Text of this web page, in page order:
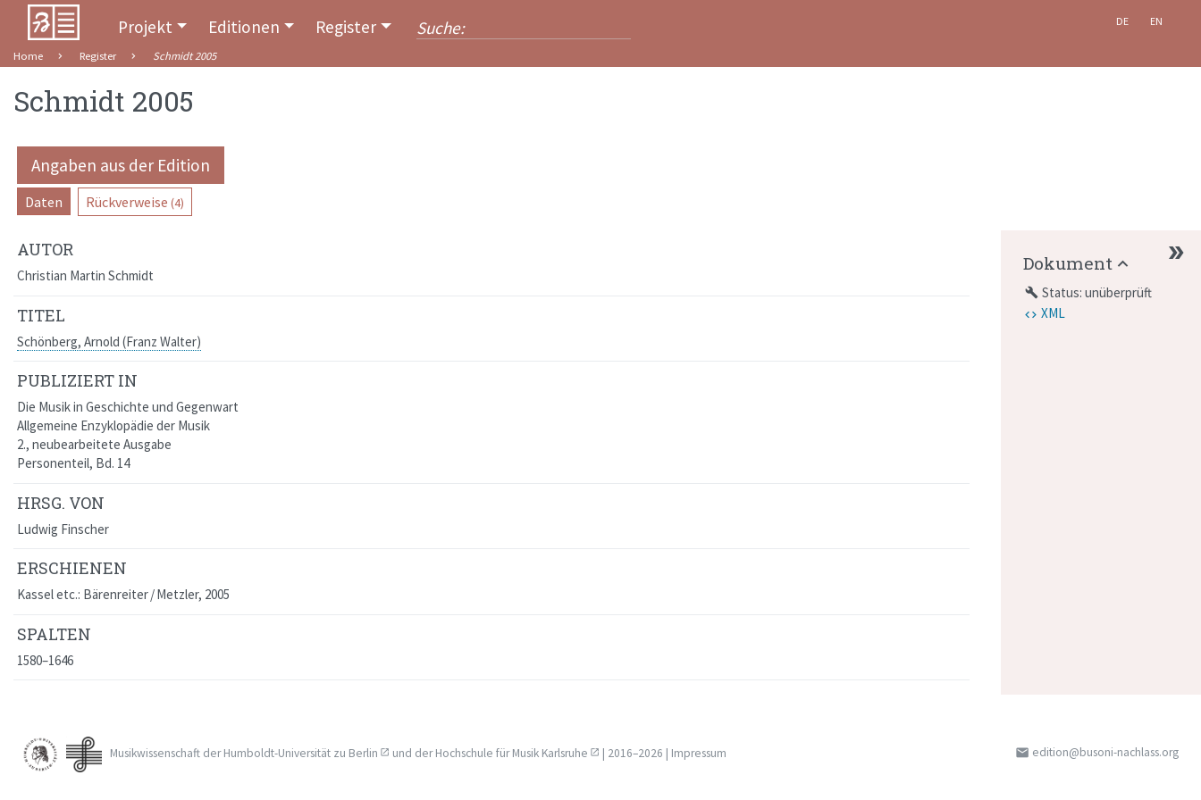
Projekt Editionen Register DE EN
Home Register Schmidt 2005
Schmidt 2005
Angaben aus der Edition
Daten Rückverweise (4)
AUTOR
Christian Martin Schmidt
TITEL
Schönberg, Arnold (Franz Walter)
PUBLIZIERT IN
Die Musik in Geschichte und Gegenwart
Allgemeine Enzyklopädie der Musik
2., neubearbeitete Ausgabe
Personenteil, Bd. 14
HRSG. VON
Ludwig Finscher
ERSCHIENEN
Kassel etc.: Bärenreiter / Metzler, 2005
SPALTEN
1580–1646
Dokument
build Status: unüberprüft
XML
Musikwissenschaft derHumboldt-Universität zu Berlin und derHochschule für Musik Karlsruhe | 2016–2026 | Impressum email edition@busoni-nachlass.org